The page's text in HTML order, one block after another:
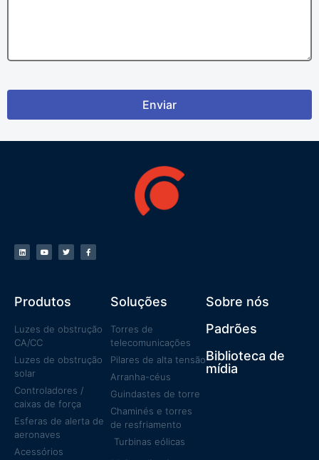
Enviar
Produtos
Luzes de obstrução
CA/CC
Luzes de obstrução
solar
Controladores /
caixas de força
Esferas de alerta de
aeronaves
Acessórios
Soluções
Torres de
telecomunicações
Pilares de alta tensão
Arranha-céus
Guindastes de torre
Chaminés e torres
de resfriamento
Turbinas eólicas
Sobre nós
Padrões
Biblioteca de
mídia